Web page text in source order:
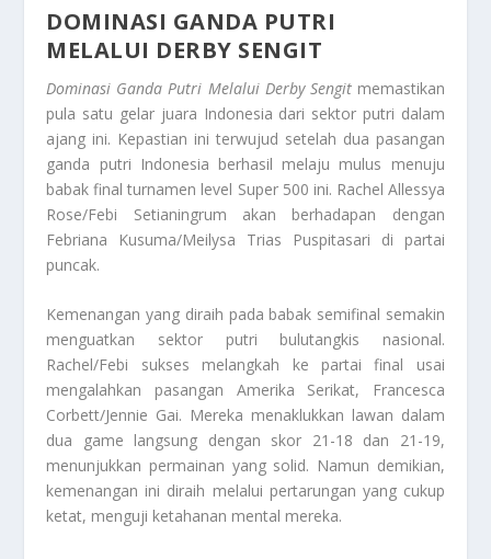
DOMINASI GANDA PUTRI
MELALUI DERBY SENGIT
Dominasi Ganda Putri Melalui Derby Sengitmemastikan
pula satu gelar juara Indonesia dari sektor putri dalam
ajang ini. Kepastian ini terwujud setelah dua pasangan
ganda putri Indonesia berhasil melaju mulus menuju
babak final turnamen level Super 500 ini. Rachel Allessya
Rose/Febi Setianingrum akan berhadapan dengan
Febriana Kusuma/Meilysa Trias Puspitasari di partai
puncak.
Kemenangan yang diraih pada babak semifinal semakin
menguatkan sektor putri bulutangkis nasional.
Rachel/Febi sukses melangkah ke partai final usai
mengalahkan pasangan Amerika Serikat, Francesca
Corbett/Jennie Gai. Mereka menaklukkan lawan dalam
dua
game langsung dengan skor 21-18 dan 21-19,
menunjukkan permainan yang solid. Namun demikian,
kemenangan ini diraih melalui pertarungan yang cukup
ketat, menguji ketahanan mental mereka.